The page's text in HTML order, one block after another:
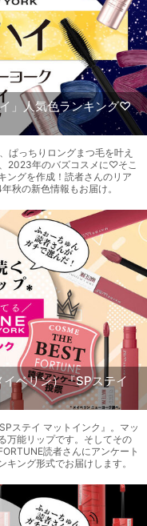
」人気色ランキング♡
ぱっちりロングまつ毛を叶え
2023年のバズコスメに♡そこ
ングを作成！読者さんのリア
秋の新色情報もお届け。
ベリン）『SPステイ
ステイ マットインク』。マッ
万能リップです。そしてその
読者さんにアンケート
ング形式でお届けします。